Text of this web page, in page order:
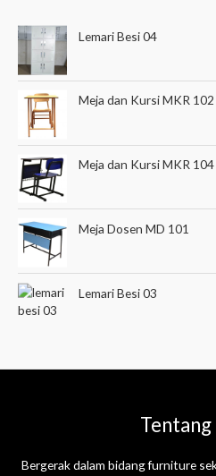
Lemari Besi 04
Meja dan Kursi MKR 102
Meja dan Kursi MKR 104
Meja Dosen MD 101
Lemari Besi 03
Tentang
Bergerak dalam bidang furniture